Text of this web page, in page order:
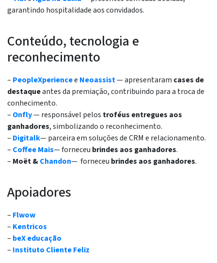
garantindo hospitalidade aos convidados.
Conteúdo, tecnologia e
reconhecimento
– PeopleXperiencee Neoassist— apresentaram cases de
destaqueantes da premiação, contribuindo para a troca de
conhecimento.
– Onfly— responsável pelos troféus entregues aos
ganhadores, simbolizando o reconhecimento.
– Digitalk— parceira em soluções de CRM e relacionamento.
– Coffee Mais— forneceu brindes aos ganhadores.
– Moët &Chandon— forneceu brindes aos ganhadores.
Apoiadores
– Flwow
– Kentricos
– beX educação
– Instituto Cliente Feliz